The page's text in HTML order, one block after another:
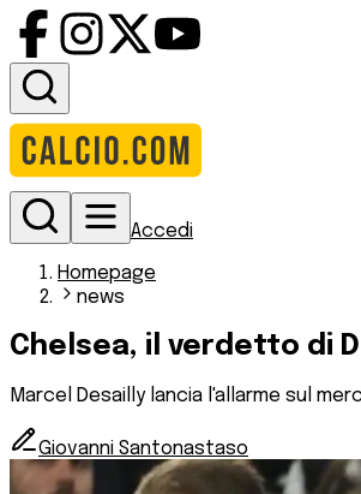
Accedi
Homepage
news
Chelsea, il verdetto di
Marcel Desailly lancia l'allarme sul
Giovanni Santonastaso